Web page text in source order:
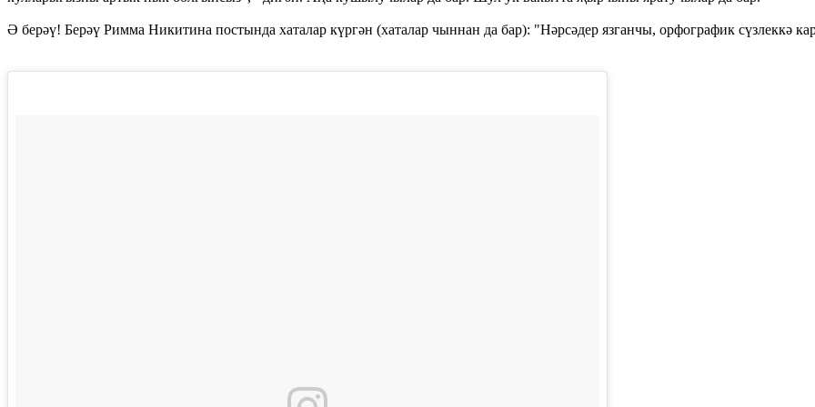
Ә берәү! Берәү Римма Никитина постында хаталар күргән (хаталар чыннан да бар): "Нәрсәдер язганчы, орфографик сүзлеккә